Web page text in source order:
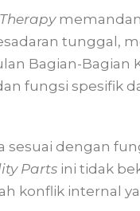
Therapy
tunggal,
Bagian-Bagian
fungsi spesifik
sesuai dengan
Parts ini tidak
konflik internal